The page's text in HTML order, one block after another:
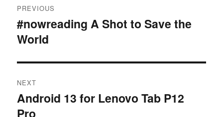
navigation
PREVIOUS
Previous
post:
#nowreading A Shot to Save the
World
NEXT
Next
post:
Android 13 for Lenovo Tab P12
Pro